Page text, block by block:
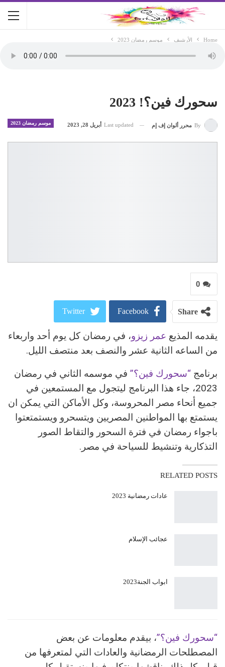
Home الأرشيف موسم رمضان 2023
سحورك فين؟! 2023
موسم رمضان 2023 By محرر ألوان إف إم Last updated أبريل 28, 2023
0
Share
Facebook
Twitter
Google+
ReddIt
البريد الالكتروني
يقدمه المذيع عمر زيزو، في رمضان كل يوم أحد واربعاء
من الساعه الثانية عشر والنصف بعد منتصف الليل.
برنامج “سحورك فين؟” في موسمه الثاني في رمضان
2023، جاء هذا البرنامج ليتجول مع المستمعين في
جميع أنحاء مصر المحروسة، وكل الأماكن التي يمكن ان
يستمتع بها المواطنين المصريين ويتسحرو ويستمتعتوا
باجواء رمضان في فترة السحور والتقاط الصور
التذكارية وتنشيط للسياحة في مصر.
RELATED POSTS
عادات رمضانية 2023
عجائب الإسلام
ابواب الجنة2023
“سحورك فين؟”، بيقدم معلومات عن بعض
المصطلحات الرمضانية والعادات التي لمتعرفها من